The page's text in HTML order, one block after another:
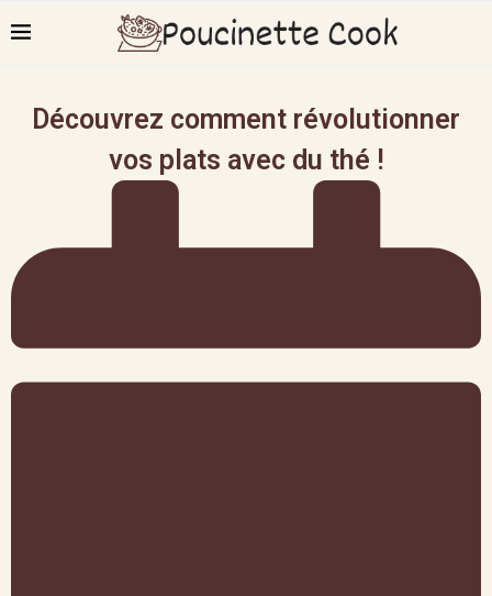
Découvrez comment révolutionner
vos plats avec du thé !